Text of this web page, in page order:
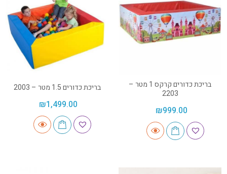
בריכת כדורים קרקס 1 מטר –
2203
₪999.00
בריכת כדורים 1.5 מטר – 2003
₪1,499.00